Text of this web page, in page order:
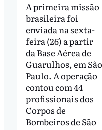
A primeira missão
brasileira foi
enviada na sexta-
feira (26) a partir
da Base Aérea de
Guarulhos, em São
Paulo. A operação
contou com 44
profissionais dos
Corpos de
Bombeiros de São